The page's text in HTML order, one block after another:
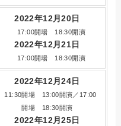
2022年12月20日
17:00開場 18:30開演
2022年12月21日
17:00開場 18:30開演
2022年12月24日
11:30開場 13:00開演／17:00
開場 18:30開演
2022年12月25日